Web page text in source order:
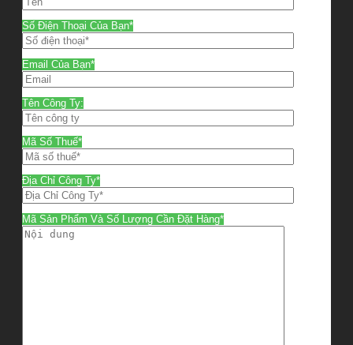
Số Điện Thoại Của Bạn*
Email Của Bạn*
Tên Công Ty:
Mã Số Thuế*
Địa Chỉ Công Ty*
Mã Sản Phẩm Và Số Lượng Cần Đặt Hàng*